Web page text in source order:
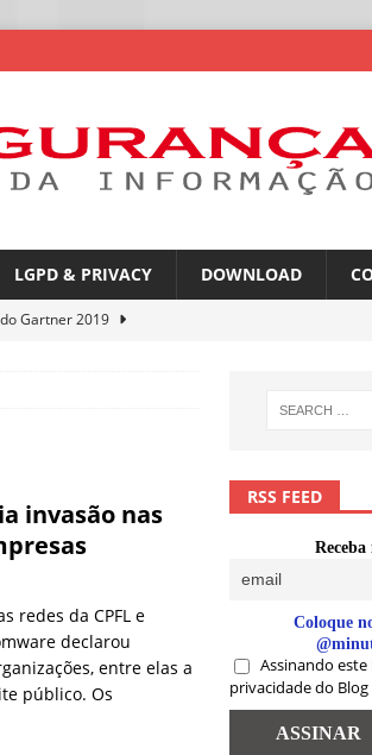
LGPD & PRIVACY DOWNLOAD
Gartner 2019
no trabalho
NOTÍCIAS
de conforto
invasão nas
redes da CPFL e
declarou
entre elas a
público. Os
RSS FEED
Coloque
Assinando este
privacidade do Blog